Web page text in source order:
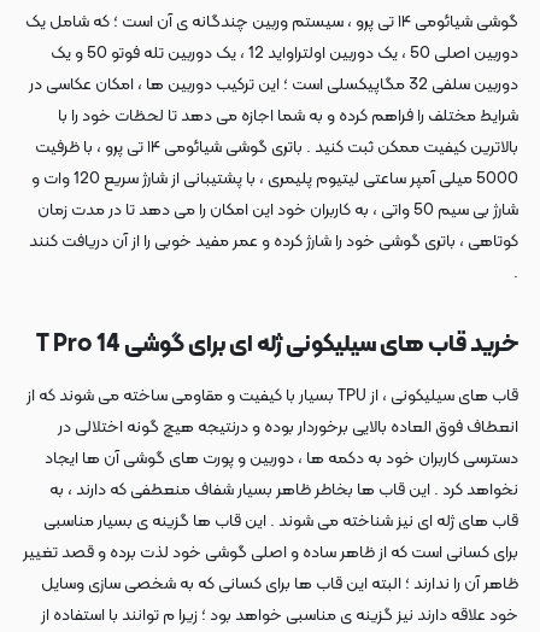
گوشی شیائومی ۱۴ تی پرو ، سیستم وربین چندگانه ی آن است ؛ که شامل یک
دوربین اصلی 50 ، یک دوربین اولتراواید 12 ، یک دوربین تله فوتو 50 و یک
دوربین سلفی 32 مگاپیکسلی است ؛ این ترکیب دوربین ها ، امکان عکاسی در
شرایط مختلف را فراهم کرده و به شما اجازه می دهد تا لحظات خود را با
بالاترین کیفیت ممکن ثبت کنید . باتری گوشی شیائومی ۱۴ تی پرو ، با ظرفیت
5000 میلی آمپر ساعتی لیتیوم پلیمری ، با پشتیبانی از شارژ سریع 120 وات و
شارژ بی سیم 50 واتی ، به کاربران خود این امکان را می دهد تا در مدت زمان
کوتاهی ، باتری گوشی خود را شارژ کرده و عمر مفید خوبی را از آن دریافت کنند
.
خرید قاب های سیلیکونی ژله ای برای گوشی 14 T Pro
قاب های سیلیکونی ، از TPU بسیار با کیفیت و مقاومی ساخته می شوند که از
انعطاف فوق العاده بالایی برخوردار بوده و درنتیجه هیچ گونه اختلالی در
دسترسی کاربران خود به دکمه ها ، دوربین و پورت های گوشی آن ها ایجاد
نخواهد کرد . این قاب ها بخاطر ظاهر بسیار شفاف منعطفی که دارند ، به
قاب های ژله ای نیز شناخته می شوند . این قاب ها گزینه ی بسیار مناسبی
برای کسانی است که از ظاهر ساده و اصلی گوشی خود لذت برده و قصد تغییر
ظاهر آن را ندارند ؛ البته این قاب ها برای کسانی که به شخصی سازی وسایل
خود علاقه دارند نیز گزینه ی مناسبی خواهد بود ؛ زیرا م توانند با استفاده از